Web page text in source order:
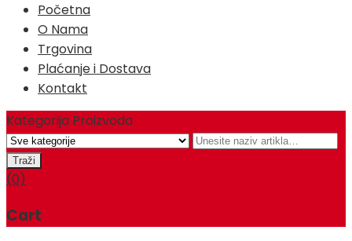
Početna
O Nama
Trgovina
Plaćanje i Dostava
Kontakt
Kategorija Proizvoda
(0)
Cart